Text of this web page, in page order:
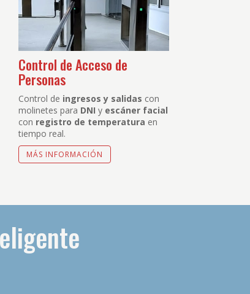
Control de Acceso de
Personas
Control de ingresos y salidas con
molinetes para DNI y escáner facial
con registro de temperatura en
tiempo real.
MÁS INFORMACIÓN